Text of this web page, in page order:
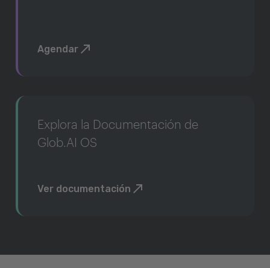
Agendar
Explora la Documentación de
Glob.AI OS
Ver documentación